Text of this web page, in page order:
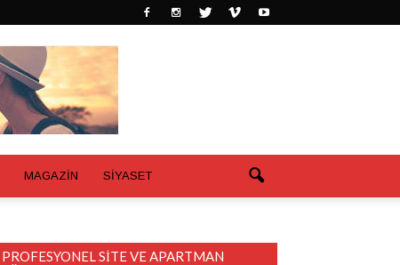
MAGAZİN SİYASET
PROFESYONEL SITE VE APARTMAN